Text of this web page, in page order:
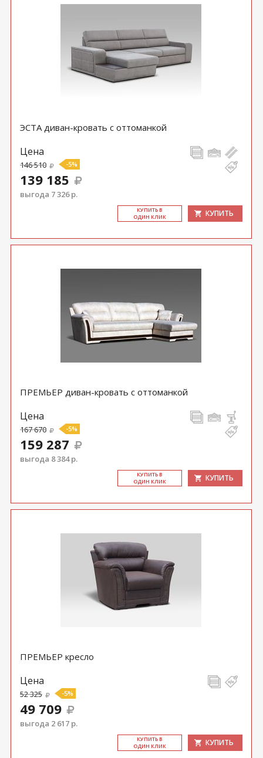
ЭСТА диван-кровать с оттоманкой
Цена
146 510 -5%
139 185
выгода 7 326 р.
КУ­ПИТЬ В
ОДИН КЛИК
КУПИТЬ
ПРЕМЬЕР диван-кровать с оттоманкой
Цена
167 670 -5%
159 287
выгода 8 384 р.
КУ­ПИТЬ В
ОДИН КЛИК
КУПИТЬ
ПРЕМЬЕР кресло
Цена
52 325 -5%
49 709
выгода 2 617 р.
КУ­ПИТЬ В
ОДИН КЛИК
КУПИТЬ